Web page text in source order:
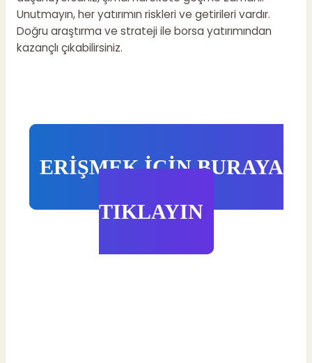
Unutmayın, her yatırımın riskleri ve getirileri vardır.
Doğru araştırma ve strateji ile borsa yatırımından
kazançlı çıkabilirsiniz.
ERİŞMEK İÇİN BURAYA
TIKLAYIN